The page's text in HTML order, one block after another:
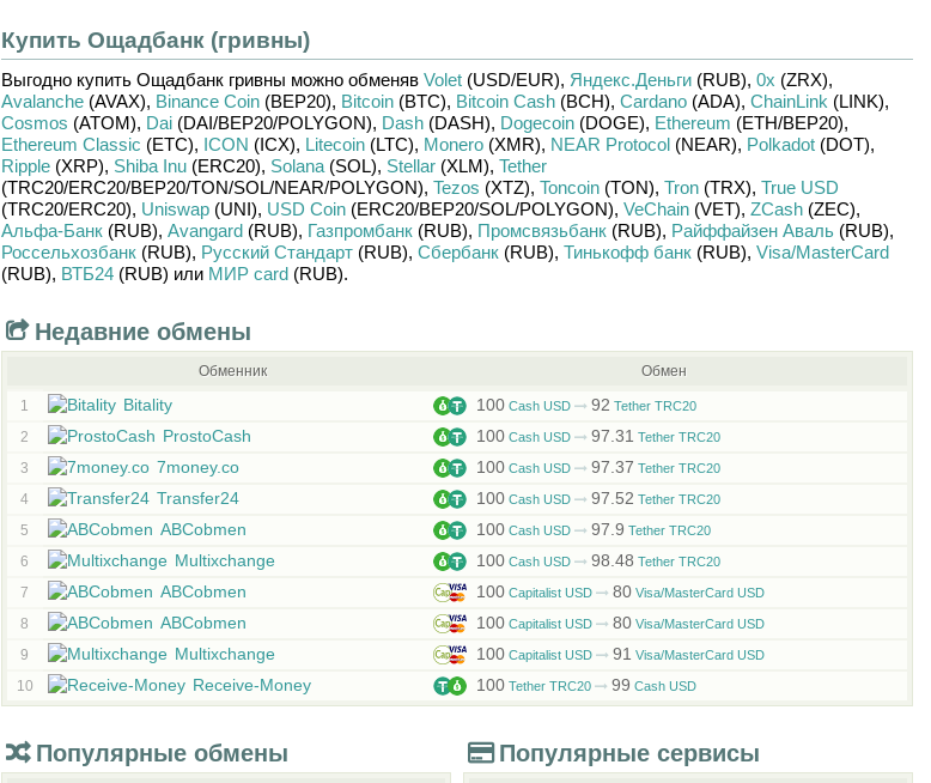
Купить Ощадбанк (гривны)
Выгодно купить Ощадбанк гривны можно обменяв Volet(USD/EUR), Яндекс.Деньги(RUB), 0x (ZRX),
Avalanche(AVAX), Binance Coin(BEP20), Bitcoin(BTC), Bitcoin Cash(BCH), Cardano(ADA), ChainLink (LINK),
Cosmos (ATOM), Dai(DAI/BEP20/POLYGON), Dash(DASH), Dogecoin(DOGE), Ethereum (ETH/BEP20),
Ethereum Classic (ETC), ICON (ICX), Litecoin(LTC), Monero(XMR), NEAR Protocol(NEAR), Polkadot(DOT),
Ripple(XRP), Shiba Inu(ERC20), Solana(SOL), Stellar(XLM), Tether
(TRC20/ERC20/BEP20/TON/SOL/NEAR/POLYGON), Tezos (XTZ), Toncoin(TON), Tron(TRX), True USD
(TRC20/ERC20), Uniswap(UNI), USD Coin(ERC20/BEP20/SOL/POLYGON), VeChain(VET), ZCash(ZEC),
Альфа-Банк(RUB), Avangard(RUB), Газпромбанк(RUB), Промсвязьбанк(RUB), Райффайзен Аваль(RUB),
Россельхозбанк(RUB), Русский Стандарт(RUB), Сбербанк(RUB), Тинькофф банк(RUB), Visa/MasterCard
(RUB), ВТБ24(RUB) или МИР card(RUB).
Недавние обмены
Обменник Обмен
1 Bitality 100Cash USD 92 Tether TRC20
2 ProstoCash 100Cash USD 97.31 Tether TRC20
3 7money.co 100Cash USD 97.37 Tether TRC20
4 Transfer24 100Cash USD 97.52 Tether TRC20
5 ABCobmen 100Cash USD 97.9 Tether TRC20
6 Multixchange 100Cash USD 98.48 Tether TRC20
7 ABCobmen 100Capitalist USD 80Visa/MasterCard USD
8 ABCobmen 100Capitalist USD 80Visa/MasterCard USD
9 Multixchange 100Capitalist USD 91 Visa/MasterCard USD
10 Receive-Money 100Tether TRC20 99 Cash USD
Популярные обмены Популярные сервисы